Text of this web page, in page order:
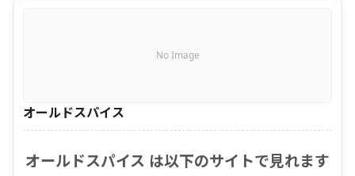
No Image
オールドスパイス
オールドスパイス は以下のサイトで見れます